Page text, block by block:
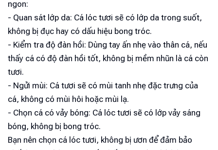
ngon:
- Quan sát lớp da: Cá lóc tươi sẽ có lớp da trong suốt,
không bị đục hay có dấu hiệu bong tróc.
- Kiểm tra độ đàn hồi: Dùng tay ấn nhẹ vào thân cá, nếu
thấy cá có độ đàn hồi tốt, không bị mềm nhũn là cá còn
tươi.
- Ngửi mùi: Cá tươi sẽ có mùi tanh nhẹ đặc trưng của
cá, không có mùi hôi hoặc mùi lạ.
- Chọn cá có vảy bóng: Cá lóc tươi sẽ có lớp vảy sáng
bóng, không bị bong tróc.
Bạn nên chọn cá lóc tươi, không bị ươn để đảm bảo